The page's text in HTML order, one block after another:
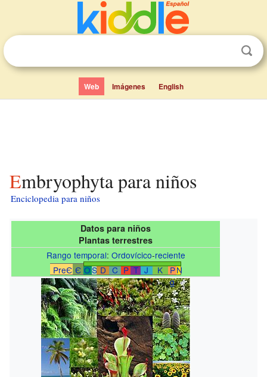
Web Imágenes English
Embryophyta para niños
Enciclopedia para niños
Datos para niños
Plantas terrestres
Rango temporal: Ordovícico-reciente
PreЄ Є OS D C P T J K P
g
N